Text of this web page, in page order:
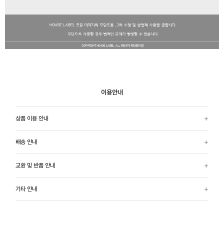
이용안내
상품 이용 안내
배송 안내
교환 및 반품 안내
기타 안내